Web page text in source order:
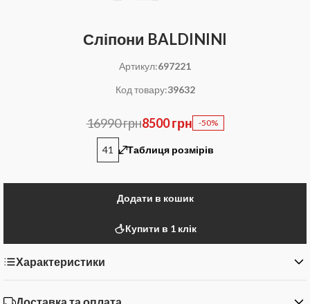
Сліпони BALDININI
Артикул:697221
Код товару:39632
16990 грн8500 грн -50%
41 Таблиця розмірів
Додати в кошик
Купити в 1 клік
Характеристики